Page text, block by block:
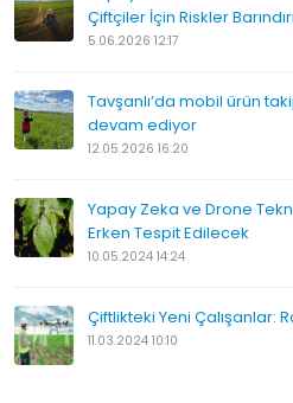
Çiftçiler İçin Riskler
5.06.2026 12:17
Tavşanlı’da mobil ürün
devam ediyor
12.05.2026 16:20
Yapay Zeka ve Drone
Erken Tespit Edilecek
10.05.2024 14:24
Çiftlikteki Yeni Çalışanlar:
11.03.2024 10:10